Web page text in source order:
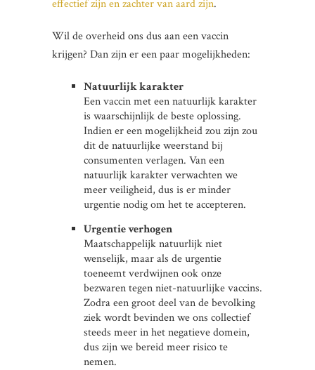
effectief zijn en zachter van aard zijn.
Wil de overheid ons dus aan een vaccin
krijgen? Dan zijn er een paar mogelijkheden:
Natuurlijk karakter
Een vaccin met een natuurlijk karakter
is waarschijnlijk de beste oplossing.
Indien er een mogelijkheid zou zijn zou
dit de natuurlijke weerstand bij
consumenten verlagen. Van een
natuurlijk karakter verwachten we
meer veiligheid, dus is er minder
urgentie nodig om het te accepteren.
Urgentie verhogen
Maatschappelijk natuurlijk niet
wenselijk, maar als de urgentie
toeneemt verdwijnen ook onze
bezwaren tegen niet-natuurlijke vaccins.
Zodra een groot deel van de bevolking
ziek wordt bevinden we ons collectief
steeds meer in het negatieve domein,
dus zijn we bereid meer risico te
nemen.